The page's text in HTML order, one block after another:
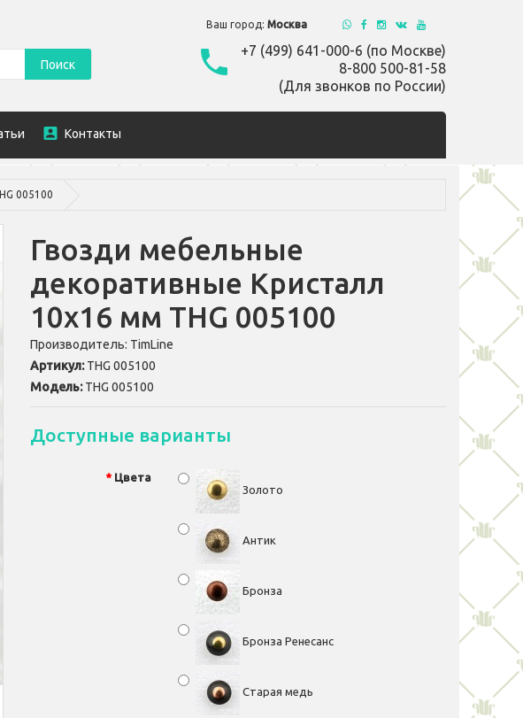
Ваш город: Москва
Поиск
+7 (499) 641-000-6 (по Москве)
8-800 500-81-58
(Для звонков по России)
Контакты
005100
Гвозди мебельные
декоративные Кристалл
10х16 мм THG 005100
Производитель: TimLine
Артикул: THG 005100
Модель: THG 005100
Доступные варианты
Цвета
Золото
Антик
Бронза
Бронза Ренесанс
Старая медь